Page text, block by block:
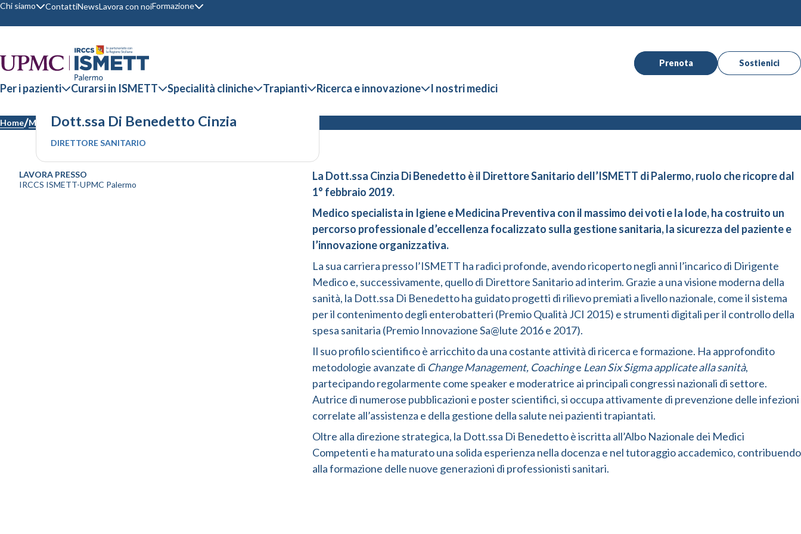
Chi siamo ContattiNewsLavora con noiFormazione
Prenota Sostienici
Per i pazienti Curarsi in ISMETT Specialità cliniche Trapianti Ricerca e innovazione I nostri medici
Home MediciDott.ssa Di Benedetto Cinzia
DIRETTORE SANITARIO
LAVORA PRESSO
IRCCS ISMETT-UPMC Palermo
La Dott.ssa Cinzia Di Benedetto è il Direttore Sanitario dell’ISMETT di Palermo, ruolo che ricopre dal
1° febbraio 2019.
Medico specialista in Igiene e Medicina Preventiva con il massimo dei voti e la lode, ha costruito un
percorso professionale d’eccellenza focalizzato sulla gestione sanitaria, la sicurezza del paziente e
l’innovazione organizzativa.
La sua carriera presso l’ISMETT ha radici profonde, avendo ricoperto negli anni l’incarico di Dirigente
Medico e, successivamente, quello di Direttore Sanitario ad interim. Grazie a una visione moderna della
sanità, la Dott.ssa Di Benedetto ha guidato progetti di rilievo premiati a livello nazionale, come il sistema
per il contenimento degli enterobatteri (Premio Qualità JCI 2015) e strumenti digitali per il controllo della
spesa sanitaria (Premio Innovazione Sa@lute 2016 e 2017).
Il suo profilo scientifico è arricchito da una costante attività di ricerca e formazione. Ha approfondito
metodologie avanzate di Change Management, Coachinge Lean Six Sigma applicate alla sanità,
partecipando regolarmente come speaker e moderatrice ai principali congressi nazionali di settore.
Autrice di numerose pubblicazioni e poster scientifici, si occupa attivamente di prevenzione delle infezioni
correlate all’assistenza e della gestione della salute nei pazienti trapiantati.
Oltre alla direzione strategica, la Dott.ssa Di Benedetto è iscritta all’Albo Nazionale dei Medici
Competenti e ha maturato una solida esperienza nella docenza e nel tutoraggio accademico, contribuendo
alla formazione delle nuove generazioni di professionisti sanitari.